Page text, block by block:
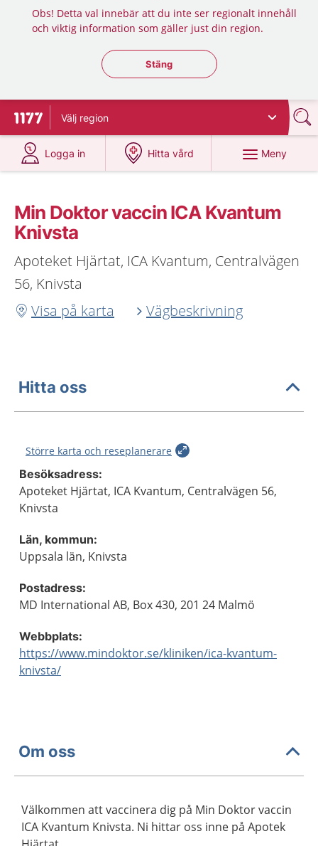
Obs! Detta val innebär att du inte ser regionalt innehåll
och viktig information som gäller just din region.
Stäng regionsväljaren
Stäng
Till startsidan för 1177
Välj region
Logga in
på 1177.se
Hitta vård
på 1177.se
Meny
Min Doktor vaccin ICA Kvantum
Knivsta
Apoteket Hjärtat, ICA Kvantum, Centralvägen
56, Knivsta
Visa på karta
Vägbeskrivning
Hitta oss
Större karta och reseplanerare
Besöksadress:
Apoteket Hjärtat, ICA Kvantum, Centralvägen 56,
Knivsta
Län, kommun:
Uppsala län, Knivsta
Postadress:
MD International AB, Box 430, 201 24 Malmö
Webbplats:
https://www.mindoktor.se/kliniken/ica-kvantum-
knivsta/
Om oss
Välkommen att vaccinera dig på Min Doktor vaccin
ICA Kvantum Knivsta. Ni hittar oss inne på Apotek